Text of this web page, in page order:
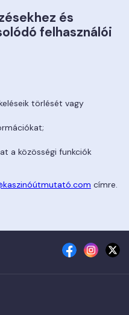
és
felhasználói
törlését vagy
a közösségi funkciók
címre.
facebook